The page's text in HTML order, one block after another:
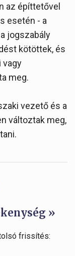
az építtetővel
esetén - a
jogszabály
kötöttek, és
vagy
meg.
vezető és a
változtak meg,
»
frissítés: